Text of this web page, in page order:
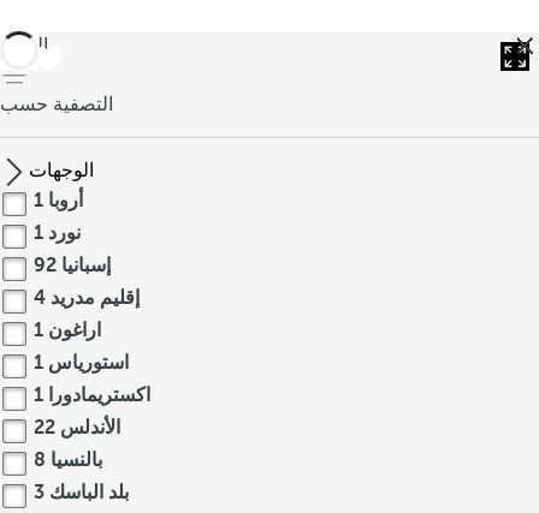
العودة
التصفية حسب
الوجهات
أروبا 1
نورد 1
إسبانيا 92
إقليم مدريد 4
اراغون 1
استورياس 1
اكستريمادورا 1
الأندلس 22
بالنسيا 8
بلد الباسك 3